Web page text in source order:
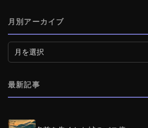
月別アーカイブ
月別アーカイブ
最新記事